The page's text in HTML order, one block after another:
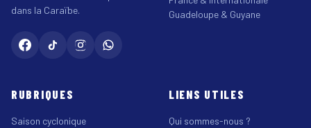
dans la Caraïbe.
Guadeloupe & Guyane
RUBRIQUES
Saison cyclonique
LIENS UTILES
Qui sommes-nous ?